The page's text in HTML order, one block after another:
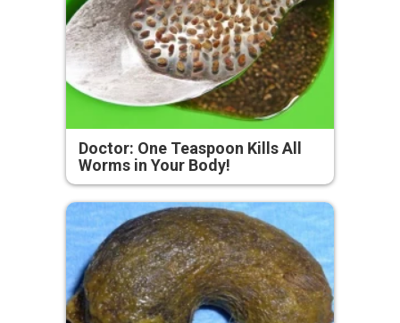
Doctor: One Teaspoon Kills All
Worms in Your Body!